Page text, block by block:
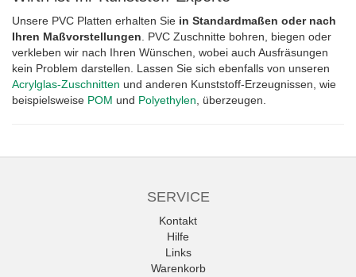
Unsere PVC Platten erhalten Sie in Standardmaßen oder nach
Ihren Maßvorstellungen . PVC Zuschnitte bohren, biegen oder
verkleben wir nach Ihren Wünschen, wobei auch Ausfräsungen
kein Problem darstellen. Lassen Sie sich ebenfalls von unseren
Acrylglas-Zuschnitten und anderen Kunststoff-Erzeugnissen, wie
beispielsweise POM und Polyethylen , überzeugen.
SERVICE
Kontakt
Hilfe
Links
Warenkorb